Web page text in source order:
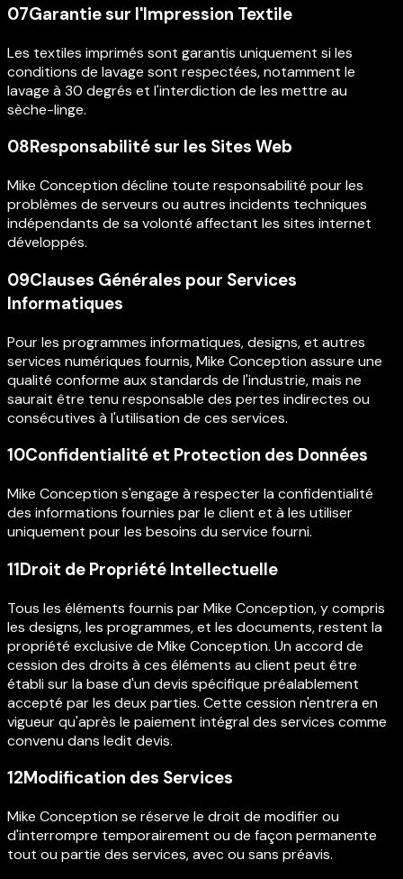
07Garantie sur l'Impression Textile
Les textiles imprimés sont garantis uniquement si les
conditions de lavage sont respectées, notamment le
lavage à 30 degrés et l'interdiction de les mettre au
sèche-linge.
08Responsabilité sur les Sites Web
Mike Conception décline toute responsabilité pour les
problèmes de serveurs ou autres incidents techniques
indépendants de sa volonté affectant les sites internet
développés.
09Clauses Générales pour Services
Informatiques
Pour les programmes informatiques, designs, et autres
services numériques fournis, Mike Conception assure une
qualité conforme aux standards de l'industrie, mais ne
saurait être tenu responsable des pertes indirectes ou
consécutives à l'utilisation de ces services.
10Confidentialité et Protection des Données
Mike Conception s'engage à respecter la confidentialité
des informations fournies par le client et à les utiliser
uniquement pour les besoins du service fourni.
11Droit de Propriété Intellectuelle
Tous les éléments fournis par Mike Conception, y compris
les designs, les programmes, et les documents, restent la
propriété exclusive de Mike Conception. Un accord de
cession des droits à ces éléments au client peut être
établi sur la base d'un devis spécifique préalablement
accepté par les deux parties. Cette cession n'entrera en
vigueur qu'après le paiement intégral des services comme
convenu dans ledit devis.
12Modification des Services
Mike Conception se réserve le droit de modifier ou
d'interrompre temporairement ou de façon permanente
tout ou partie des services, avec ou sans préavis.